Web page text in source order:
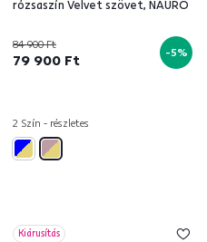
rózsaszín Velvet szövet, NAURO
84 900 Ft
79 900 Ft -5%
2 Szín - részletes
Kiárusítás